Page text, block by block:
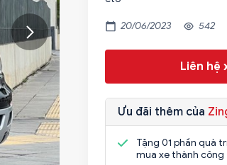
20/06/2023 542
Liên hệ
Ưu đãi thêm của
Tặng 01 phần quà
mua xe thành